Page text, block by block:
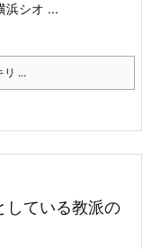
浜シオ ...
リ ...
している教派の